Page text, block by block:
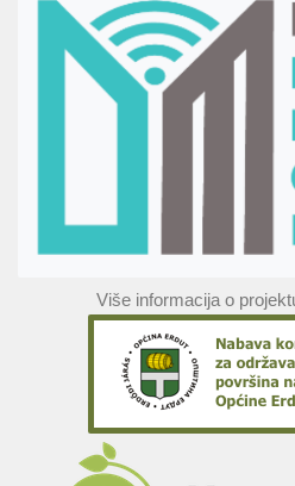
Više informacija o